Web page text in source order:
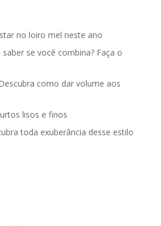
no loiro mel neste ano
se você combina? Faça o
como dar volume aos
lisos e finos
toda exuberância desse estilo